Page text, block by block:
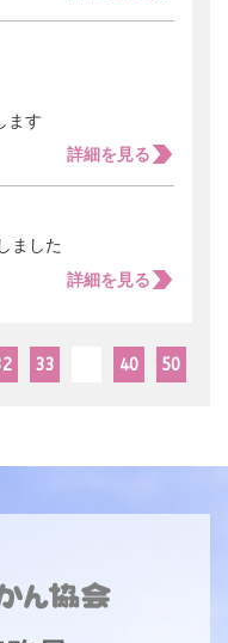
ます
詳細を見る
ました
詳細を見る
33 40 50